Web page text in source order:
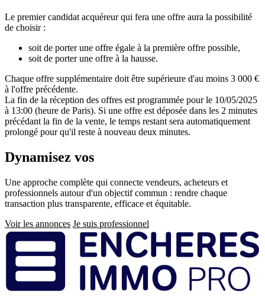
Le premier candidat acquéreur qui fera une offre aura la possibilité
de choisir :
soit de porter une offre égale à la première offre possible,
soit de porter une offre à la hausse.
Chaque offre supplémentaire doit être supérieure d'au moins 3 000 €
à l'offre précédente.
La fin de la réception des offres est programmée pour le 10/05/2025
à 13:00 (heure de Paris). Si une offre est déposée dans les 2 minutes
précédant la fin de la vente, le temps restant sera automatiquement
prolongé pour qu'il reste à nouveau deux minutes.
Dynamisez vos
Une approche complète qui connecte vendeurs, acheteurs et
professionnels autour d'un objectif commun : rendre chaque
transaction plus transparente, efficace et équitable.
Voir les annonces Je suis professionnel
Pied
de
page